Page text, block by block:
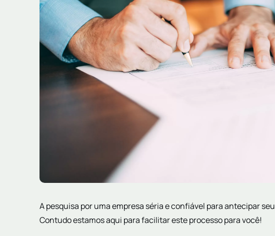
A pesquisa por uma empresa séria e confiável para antecipar seu
Contudo estamos aqui para facilitar este processo para você!